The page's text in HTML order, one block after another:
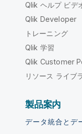
Qlik ヘルプ ビデ
Qlik Developer
トレーニング
Qlik 学習
Qlik Customer
リソース ライブ
製品案内
データ統合とデ